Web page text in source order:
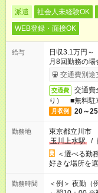
派遣 社会人未経験OK
WEB登録・面接OK
給与
日収3.1万円
月8回勤務の場
交通費別途
交通費
交通費
り） ■無料駐
月収例 20～
勤務地
東京都立川市
玉川上水駅
/
＜選べる勤
好きな場所を
勤務時間
＜例＞ 夜勤（